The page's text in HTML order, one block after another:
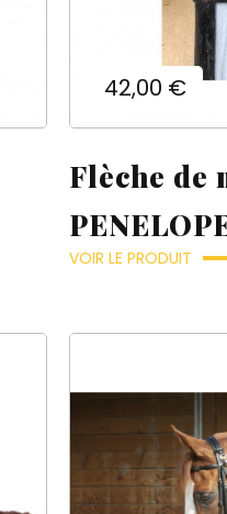
Prix
42,00 €
Flèche de
VOIR LE PRODUIT